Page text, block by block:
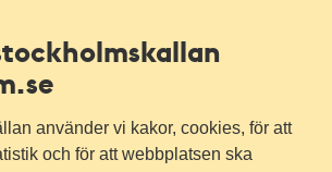
använder vi kakor, cookies, för att
och för att webbplatsen ska